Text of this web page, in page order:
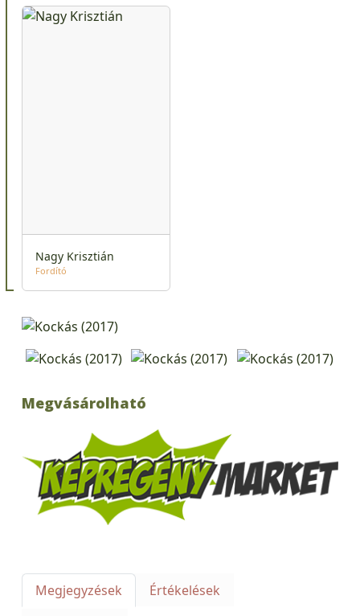
Nagy Krisztián
Fordító
Megvásárolható
Megjegyzések
Értékelések